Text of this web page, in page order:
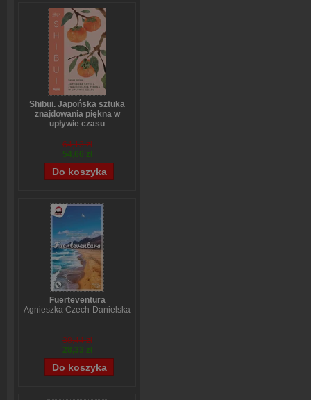
Shibui. Japońska sztuka
znajdowania piękna w
upływie czasu
64,13 zł
54,66 zł
Fuerteventura
Agnieszka Czech-Danielska
38,44 zł
28,33 zł